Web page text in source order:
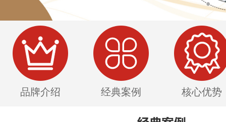
品牌介绍 经典案例 核心优势